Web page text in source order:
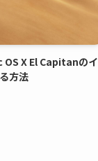
X El Capitanのイ
方法